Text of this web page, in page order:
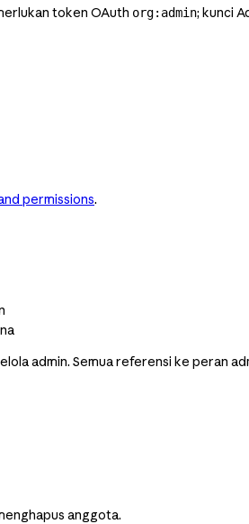
token OAuth org:admin; kunci
permissions.
admin. Semua referensi ke peran
anggota.